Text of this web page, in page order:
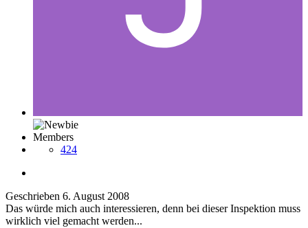
Members
424
Geschrieben 6. August 2008
Das würde mich auch interessieren, denn bei dieser Inspektion muss
wirklich viel gemacht werden...